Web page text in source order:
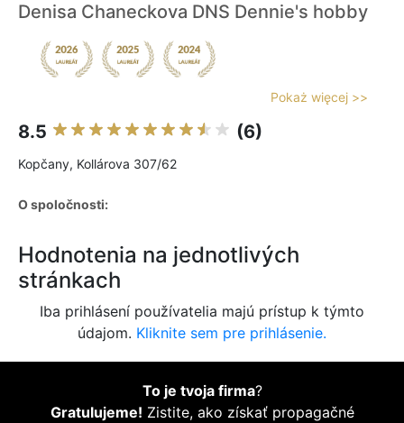
Denisa Chaneckova DNS Dennie's hobby
Pokaż więcej >>
8.5 (6)
Kopčany, Kollárova 307/62
O spoločnosti:
Hodnotenia na jednotlivých
stránkach
Iba prihlásení používatelia majú prístup k týmto
údajom. Kliknite sem pre prihlásenie.
To je tvoja firma?
Gratulujeme! Zistite, ako získať propagačné